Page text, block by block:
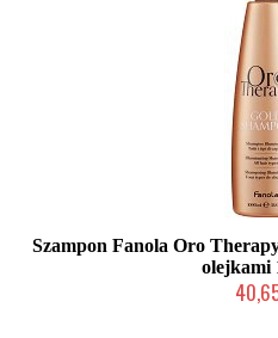
Szampon Fanola Oro
olejkami